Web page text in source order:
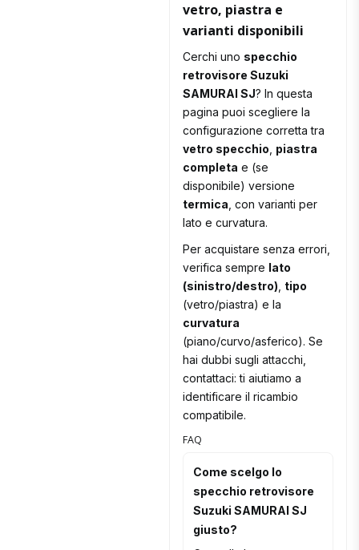
vetro, piastra e
varianti disponibili
Cerchi uno specchio
retrovisore Suzuki
SAMURAI SJ? In questa
pagina puoi scegliere la
configurazione corretta tra
vetro specchio piastra
completa e (se
disponibile) versione
termica , con varianti per
lato e curvatura.
Per acquistare senza errori,
verifica sempre lato
(sinistro/destro) tipo
(vetro/piastra) e la
curvatura
(piano/curvo/asferico). Se
hai dubbi sugli attacchi,
contattaci: ti aiutiamo a
identificare il ricambio
compatibile.
FAQ
Come scelgo lo
specchio retrovisore
Suzuki SAMURAI SJ
giusto?